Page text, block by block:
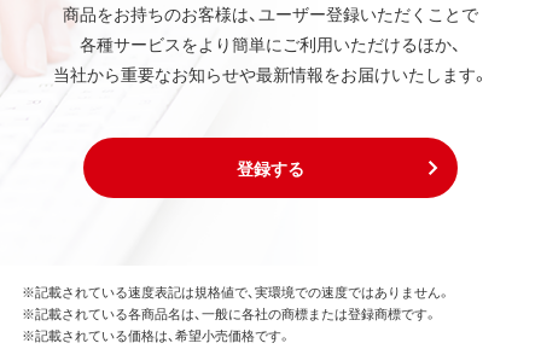
商品をお持ちのお客様は、ユーザー登録いただくことで
各種サービスをより簡単にご利用いただけるほか、
当社から重要なお知らせや最新情報をお届けいたします。
登録する
※記載されている速度表記は規格値で、実環境での速度ではありません。
※記載されている各商品名は、一般に各社の商標または登録商標です。
※記載されている価格は、希望小売価格です。